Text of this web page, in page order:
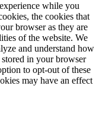
while you
the cookies that
browser as they are
of the website. We
and understand how
in your browser
to opt-out of these
may have an effect